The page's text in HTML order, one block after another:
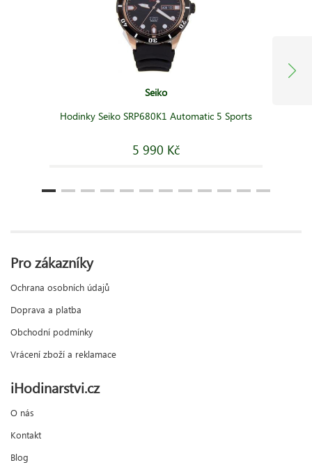
Seiko
Hodinky Seiko SRP680K1 Automatic 5 Sports
5 990 Kč
Pro zákazníky
Ochrana osobních údajů
Doprava a platba
Obchodní podmínky
Vrácení zboží a reklamace
iHodinarstvi.cz
O nás
Kontakt
Blog